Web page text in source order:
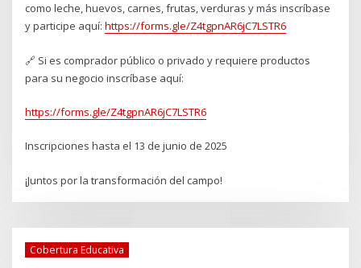
como leche, huevos, carnes, frutas, verduras y más inscríbase
y participe aquí:https://forms.gle/Z4tgpnAR6jC7LSTR6
🔗 Si es comprador público o privado y requiere productos
para su negocio inscríbase aquí:
https://forms.gle/Z4tgpnAR6jC7LSTR6
Inscripciones hasta el 13 de junio de 2025
¡Juntos por la transformación del campo!
Cobertura Educativa